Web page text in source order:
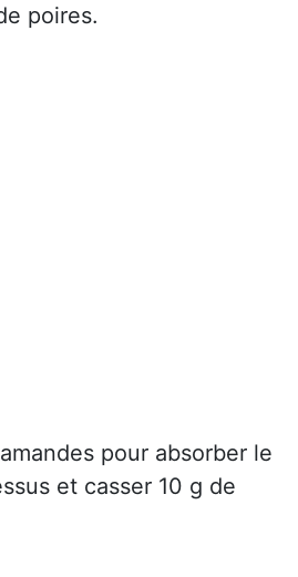
poires.
pour absorber le
et casser 10 g de